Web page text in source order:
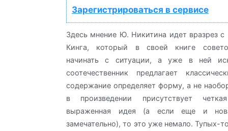
Зарегистрироваться в сервисе
Здесь мнение Ю. Никитина идет вразрез
Кинга, который в своей книге
начинать с ситуации, а уже в ней
соотечественник предлагает
содержание определяет форму, а не
в произведении присутствует
выраженная идея (а если еще и
замечательно), то это уже немало. Тупых-